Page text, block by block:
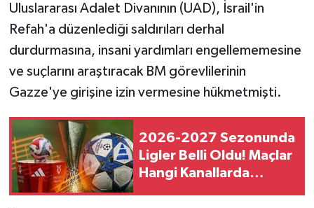
Uluslararası Adalet Divanının (UAD), İsrail'in
Refah'a düzenlediği saldırıları derhal
durdurmasına, insani yardımları engellememesine
ve suçlarını araştıracak BM görevlilerinin
Gazze'ye girişine izin vermesine hükmetmişti.
2026-2027 Sezonunda
Ligler Belli Oldu! Maçlar
Hangi Kanallarda